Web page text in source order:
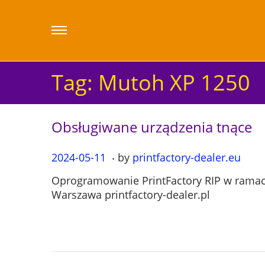
Tag: Mutoh XP 1250
Obsługiwane urządzenia tnące
P
s
t
2024-05-11 2
2
4
. by printfactory-dealer.eu
Oprogramowanie PrintFactory RIP w
Warszawa printfactory-dealer.pl